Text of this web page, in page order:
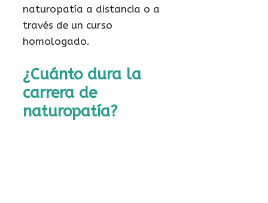
naturopatía a distancia o a
través de un curso
homologado.
¿Cuánto dura la
carrera de
naturopatía?